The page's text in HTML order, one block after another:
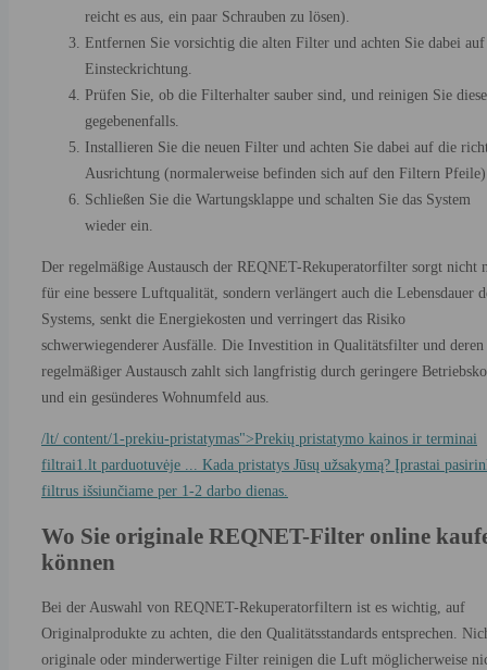
reicht es aus, ein paar Schrauben zu lösen).
Entfernen Sie vorsichtig die alten Filter und achten Sie dabei
Einsteckrichtung.
Prüfen Sie, ob die Filterhalter sauber sind, und reinigen Sie diese
gegebenenfalls.
Installieren Sie die neuen Filter und achten Sie dabei auf die
Ausrichtung (normalerweise befinden sich auf den Filtern
Schließen Sie die Wartungsklappe und schalten Sie das System
wieder ein.
Der regelmäßige Austausch der REQNET-Rekuperatorfilter sorgt nicht
für eine bessere Luftqualität, sondern verlängert auch die Lebensdauer
Systems, senkt die Energiekosten und verringert das Risiko
schwerwiegenderer Ausfälle. Die Investition in Qualitätsfilter und deren
regelmäßiger Austausch zahlt sich langfristig durch geringere
und ein gesünderes Wohnumfeld aus.
/lt/ content/1-prekiu-pristatymas">Prekių pristatymo kainos ir terminai
filtrai1.lt parduotuvėje ... Kada pristatys Jūsų užsakymą? Įprastai
filtrus išsiunčiame per 1-2 darbo dienas.
Wo Sie originale REQNET-Filter online
können
Bei der Auswahl von REQNET-Rekuperatorfiltern ist es wichtig, auf
Originalprodukte zu achten, die den Qualitätsstandards entsprechen.
originale oder minderwertige Filter reinigen die Luft möglicherweise